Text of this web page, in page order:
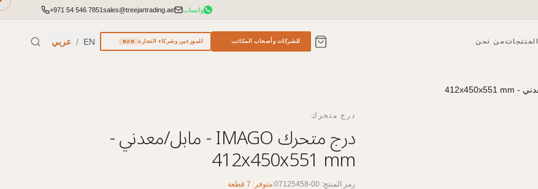
+971 54 546 7851sales@treejartrading.ae واتساب
من نحنالمنتجات للشركات وأصحاب المكاتب للموزعين وشركاء التجارة B2B
EN
/ عربي
درج متحرك
درج متحرك IMAGO - مابل/معدني -
412x450x551 mm
رمز المنتج: 00-07125458 | متوفر: 7 قطعة